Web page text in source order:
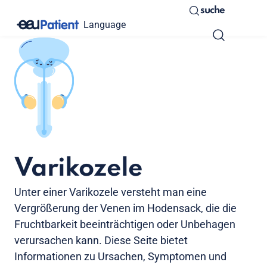
Language
suche
Varikozele
Unter einer Varikozele versteht man eine
Vergrößerung der Venen im Hodensack, die die
Fruchtbarkeit beeinträchtigen oder Unbehagen
verursachen kann. Diese Seite bietet
Informationen zu Ursachen, Symptomen und